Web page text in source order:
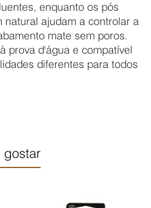
enquanto os pós
natural ajudam a controlar a
mate sem poros.
prova d'água e compatível
diferentes para todos
gostar